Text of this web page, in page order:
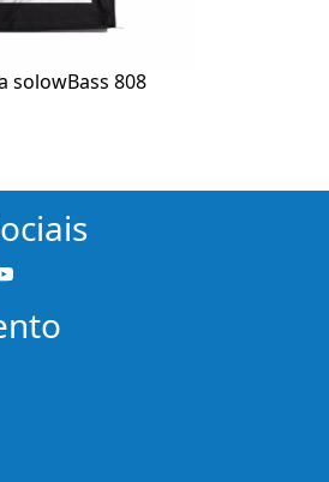
solowBass 808